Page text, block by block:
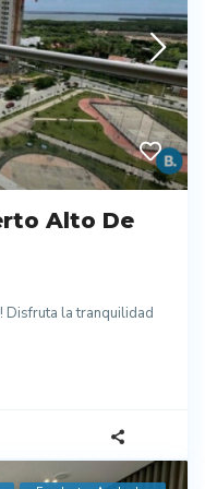
Alto De
Disfruta la tranquilidad